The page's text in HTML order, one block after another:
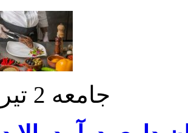
جامعه 2 تیر 1405